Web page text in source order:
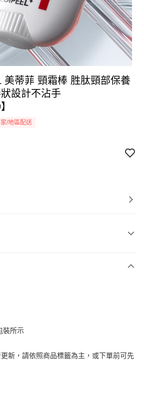
美蒂菲 頸霜棒 胜肽頸部保養
設計不沾手
家/地區配送
裝所示
新，請依照商品標籤為主，或下單前可先